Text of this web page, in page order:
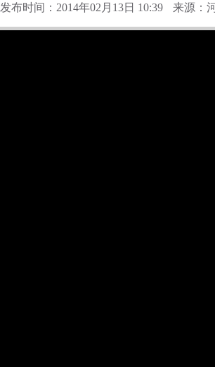
发布时间：2014年02月13日 10:39 来源：